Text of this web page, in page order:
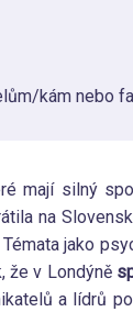
kám nebo
mají silný
na
jako
že v Londýně
a lídrů